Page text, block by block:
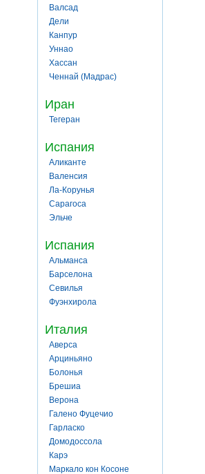
Валсад
Дели
Канпур
Уннао
Хассан
Ченнай (Мадрас)
Иран
Тегеран
Испания
Аликанте
Валенсия
Ла-Корунья
Сарагоса
Эльче
Испания
Альманса
Барселона
Севилья
Фуэнхирола
Италия
Аверса
Арциньяно
Болонья
Брешиа
Верона
Галено Фуцечио
Гарласко
Домодоссола
Карэ
Маркало кон Косоне